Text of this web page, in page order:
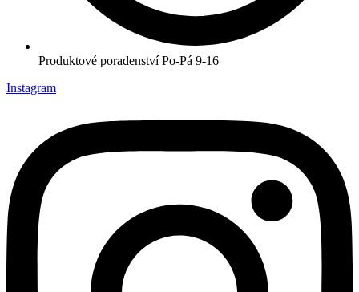
Produktové poradenství Po-Pá 9-16
Instagram